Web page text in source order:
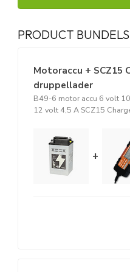
PRODUCT BUNDELS
Motoraccu + SCZ15
druppellader
B49-6 motor accu 6 volt
12 volt 4,5 A SCZ15
+